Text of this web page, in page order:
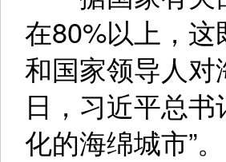
在80%以上，
和国家领导人
日，习近平总
化的海绵城市”。